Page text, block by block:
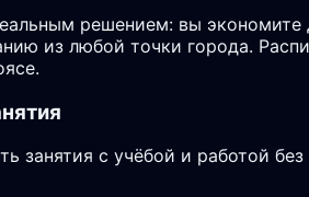
решением: вы
из любой точки города.
занятия с учёбой и работой